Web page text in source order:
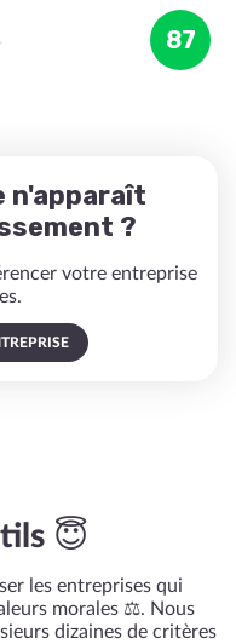
87
n'apparaît
?
votre entreprise
😇
les entreprises qui
morales ⚖️. Nous
dizaines de critères